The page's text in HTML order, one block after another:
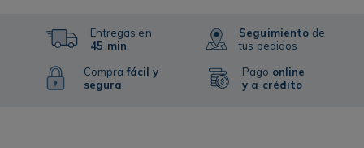
Entregas en
45 min
Comprafácil y
segura
Seguimiento de
tus pedidos
Pago online
y a crédito